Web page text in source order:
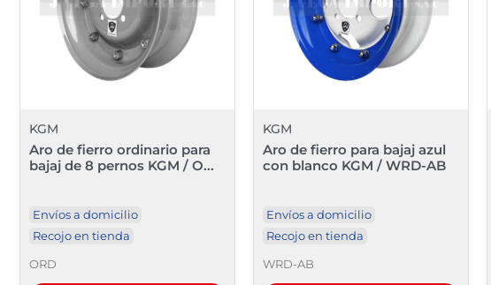
KGM
Aro de fierro ordinario para
bajaj de 8 pernos KGM / O...
Envíos a domicilio
Recojo en tienda
ORD
KGM
Aro de fierro para bajaj azul
con blanco KGM / WRD-AB
Envíos a domicilio
Recojo en tienda
WRD-AB